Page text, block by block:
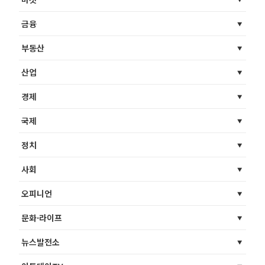
금융
부동산
산업
경제
국제
정치
사회
오피니언
문화·라이프
뉴스발전소